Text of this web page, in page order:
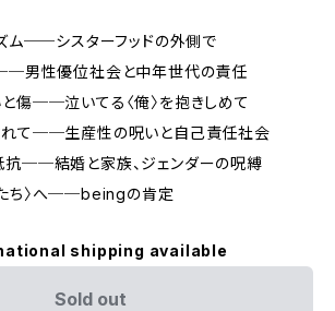
ム──シスターフッドの外側で
男性優位社会と中年世代の責任
傷──泣いてる〈俺〉を抱きしめて
て──生産性の呪いと自己責任社会
──結婚と家族、ジェンダーの呪縛
ち〉へ──beingの肯定
shipping available
Sold out